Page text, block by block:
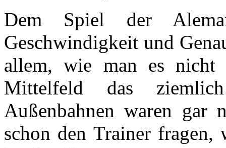
Dem Spiel der
Geschwindigkeit und
allem, wie man es nicht
Mittelfeld das
Außenbahnen waren gar
schon den Trainer